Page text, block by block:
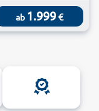
ab 1.999€